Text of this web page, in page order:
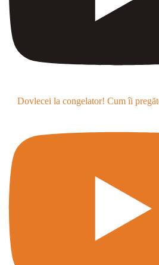
Dovlecei la congelator! Cum îi